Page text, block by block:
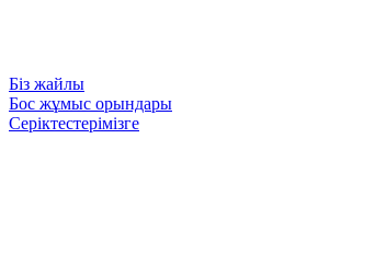
Біз жайлы
Бос жұмыс орындары
Серіктестерімізге